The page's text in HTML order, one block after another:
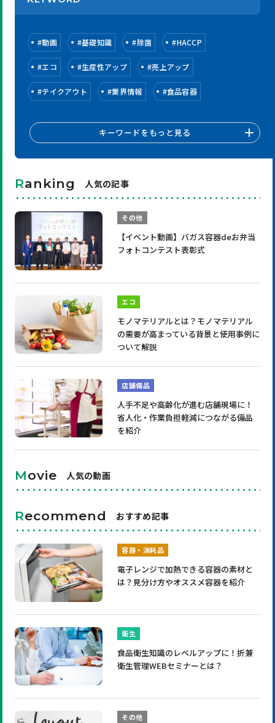
#動画 #基礎知識 #除菌 #HACCP
#エコ #生産性アップ #売上アップ
#テイクアウト #業界情報 #食品容器
キーワードをもっと見る
Ranking 人気の記事
その他
【イベント動画】バガス容器deお弁当
フォトコンテスト表彰式
エコ
モノマテリアルとは？モノマテリアル
の需要が高まっている背景と使用事例に
ついて解説
店舗備品
人手不足や高齢化が進む店舗現場に！
省人化・作業負担軽減につながる備品
を紹介
Movie 人気の動画
Recommend おすすめ記事
容器・消耗品
電子レンジで加熱できる容器の素材と
は？見分け方やオススメ容器を紹介
衛生
食品衛生知識のレベルアップに！折兼
衛生管理WEBセミナーとは？
その他